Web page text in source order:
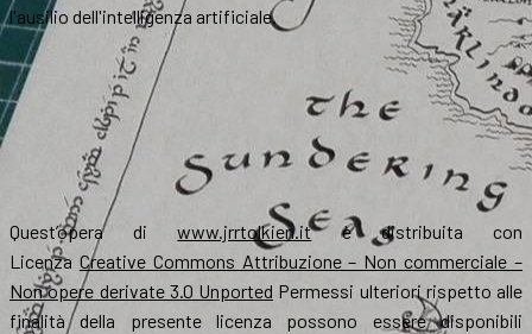
l'ausilio dell'intelligenza artificiale.
Quest’opera diwww.jrrtolkien.itè distribuita con
Licenza Creative Commons Attribuzione – Non commerciale –
Non opere derivate 3.0 Unported Permessi ulteriori rispetto alle
finalità della presente licenza possono essere disponibili